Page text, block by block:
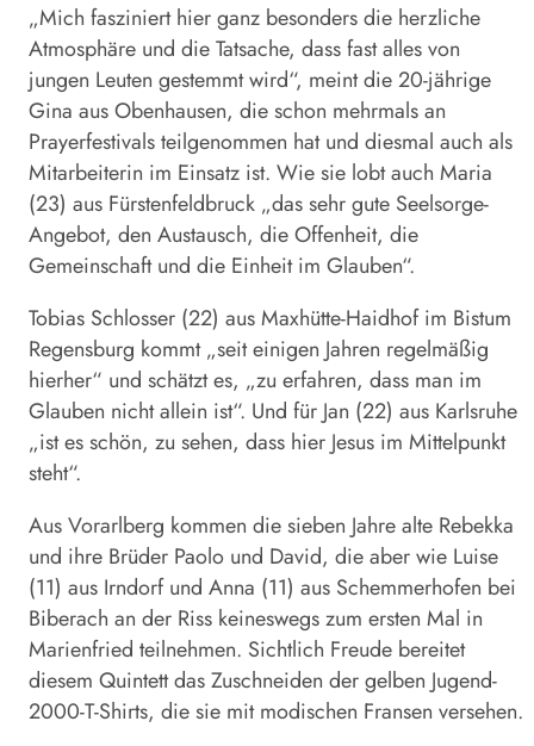
„Mich fasziniert hier ganz besonders die herzliche
Atmosphäre und die Tatsache, dass fast alles von
jungen Leuten gestemmt wird“, meint die 20-jährige
Gina aus Obenhausen, die schon mehrmals an
Prayerfestivals teilgenommen hat und diesmal auch als
Mitarbeiterin im Einsatz ist. Wie sie lobt auch Maria
(23) aus Fürstenfeldbruck „das sehr gute Seelsorge-
Angebot, den Austausch, die Offenheit, die
Gemeinschaft und die Einheit im Glauben“.
Tobias Schlosser (22) aus Maxhütte-Haidhof im Bistum
Regensburg kommt „seit einigen Jahren regelmäßig
hierher“ und schätzt es, „zu erfahren, dass man im
Glauben nicht allein ist“. Und für Jan (22) aus Karls­ruhe
„ist es schön, zu sehen, dass hier Jesus im Mittelpunkt
steht“.
Aus Vorarlberg kommen die sieben Jahre alte Rebekka
und ihre Brüder Paolo und David, die aber wie Luise
(11) aus Irndorf und Anna (11) aus Schemmerhofen bei
Biberach an der Riss keineswegs zum ersten Mal in
Marienfried teilnehmen. Sichtlich Freude bereitet
diesem Quintett das Zuschneiden der gelben Jugend-
2000-T-Shirts, die sie mit modischen Fransen versehen.